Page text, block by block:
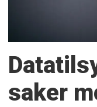
saker